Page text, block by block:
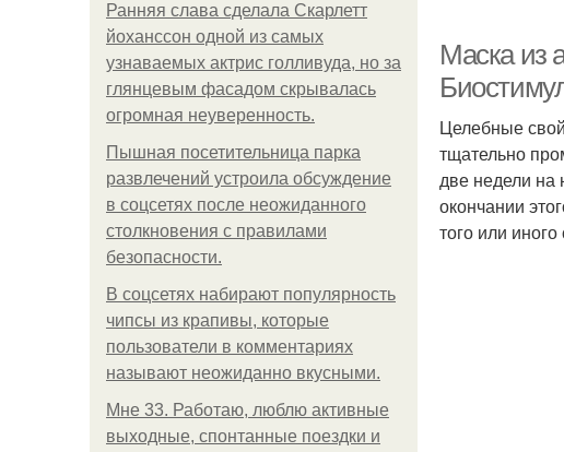
Ранняя слава сделала Скарлетт
йоханссон одной из самых
узнаваемых актрис голливуда, но за
глянцевым фасадом скрывалась
огромная неуверенность.
Пышная посетительница парка
развлечений устроила обсуждение
в соцсетях после неожиданного
столкновения с правилами
безопасности.
В соцсетях набирают популярность
чипсы из крапивы, которые
пользователи в комментариях
называют неожиданно вкусными.
Мне 33. Работаю, люблю активные
выходные, спонтанные поездки и
Маска из
Целебные
тщательно
две недели на
окончании
того или иного